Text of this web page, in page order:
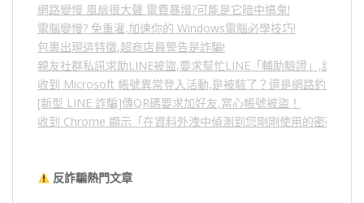
網路變慢 風扇很大聲 電費暴增?可能是它暗中搞鬼!
電腦變慢? 免重灌,加速你的 Windows電腦必學技巧!
包裹出現這特徵,超商店員警告是詐騙!
親友社群私訊求助LINE被盜,要求幫忙LINE「輔助驗證」,詐騙
收到 Microsoft 帳號異常登入活動,是被駭了？還是網路釣魚？
[新型 LINE 詐騙]傳QR碼要求加好友,當心帳號被盜！
收到 Chrome 顯示「在資料外洩中偵測到您剛剛使用的密碼」
反詐騙熱門文章